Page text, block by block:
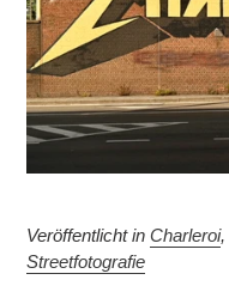
Veröffentlicht in Charleroi,
Streetfotografie